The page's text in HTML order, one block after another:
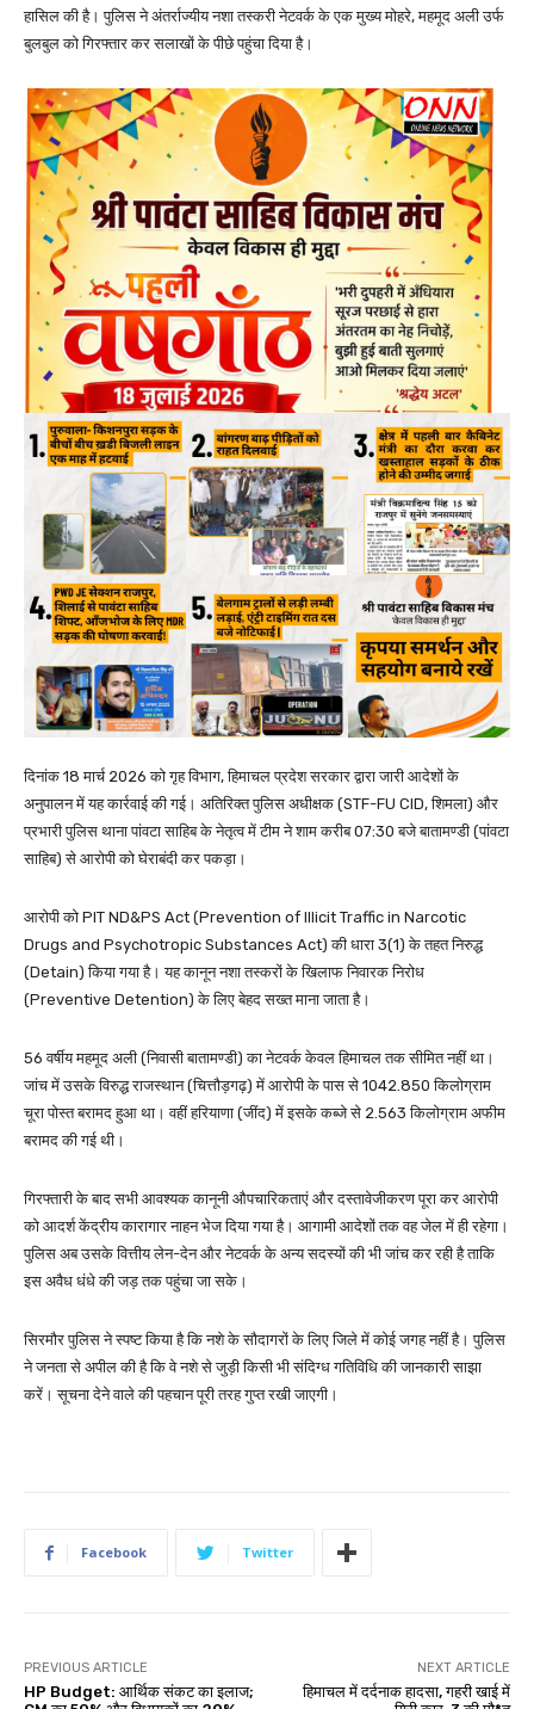
हासिल की है। पुलिस ने अंतर्राज्यीय नशा तस्करी नेटवर्क के एक मुख्य मोहरे, महमूद अली उर्फ
बुलबुल को गिरफ्तार कर सलाखों के पीछे पहुंचा दिया है।
दिनांक 18 मार्च 2026 को गृह विभाग, हिमाचल प्रदेश सरकार द्वारा जारी आदेशों के
अनुपालन में यह कार्रवाई की गई। अतिरिक्त पुलिस अधीक्षक (STF-FU CID, शिमला) और
प्रभारी पुलिस थाना पांवटा साहिब के नेतृत्व में टीम ने शाम करीब 07:30 बजे बातामण्डी (पांवटा
साहिब) से आरोपी को घेराबंदी कर पकड़ा।
आरोपी को PIT ND&PS Act (Prevention of Illicit Traffic in Narcotic
Drugs and Psychotropic Substances Act) की धारा 3(1) के तहत निरुद्ध
(Detain) किया गया है। यह कानून नशा तस्करों के खिलाफ निवारक निरोध
(Preventive Detention) के लिए बेहद सख्त माना जाता है।
56 वर्षीय महमूद अली (निवासी बातामण्डी) का नेटवर्क केवल हिमाचल तक सीमित नहीं था।
जांच में उसके विरुद्ध राजस्थान (चित्तौड़गढ़) में आरोपी के पास से 1042.850 किलोग्राम
चूरा पोस्त बरामद हुआ था। वहीं हरियाणा (जींद) में इसके कब्जे से 2.563 किलोग्राम अफीम
बरामद की गई थी।
गिरफ्तारी के बाद सभी आवश्यक कानूनी औपचारिकताएं और दस्तावेजीकरण पूरा कर आरोपी
को आदर्श केंद्रीय कारागार नाहन भेज दिया गया है। आगामी आदेशों तक वह जेल में ही रहेगा।
पुलिस अब उसके वित्तीय लेन-देन और नेटवर्क के अन्य सदस्यों की भी जांच कर रही है ताकि
इस अवैध धंधे की जड़ तक पहुंचा जा सके।
सिरमौर पुलिस ने स्पष्ट किया है कि नशे के सौदागरों के लिए जिले में कोई जगह नहीं है। पुलिस
ने जनता से अपील की है कि वे नशे से जुड़ी किसी भी संदिग्ध गतिविधि की जानकारी साझा
करें। सूचना देने वाले की पहचान पूरी तरह गुप्त रखी जाएगी।
Facebook Twitter
PREVIOUS ARTICLE
HP Budget: आर्थिक संकट का इलाज;
NEXT ARTICLE
हिमाचल में दर्दनाक हादसा, गहरी खाई में